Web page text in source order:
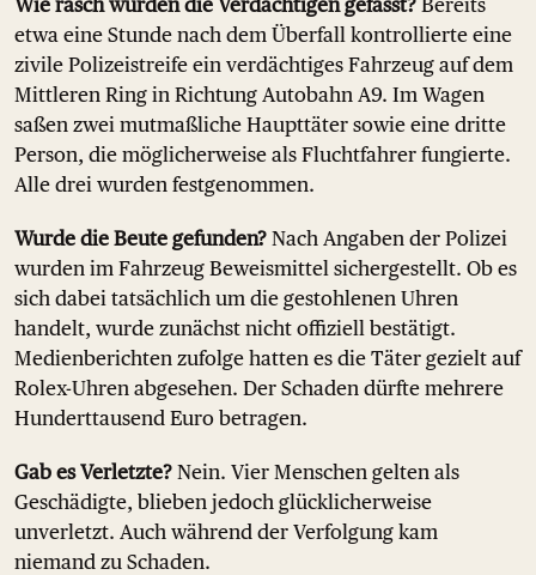
Wie rasch wurden die Verdächtigen gefasst? Bereits
etwa eine Stunde nach dem Überfall kontrollierte eine
zivile Polizeistreife ein verdächtiges Fahrzeug auf dem
Mittleren Ring in Richtung Autobahn A9. Im Wagen
saßen zwei mutmaßliche Haupttäter sowie eine dritte
Person, die möglicherweise als Fluchtfahrer fungierte.
Alle drei wurden festgenommen.
Wurde die Beute gefunden? Nach Angaben der Polizei
wurden im Fahrzeug Beweismittel sichergestellt. Ob es
sich dabei tatsächlich um die gestohlenen Uhren
handelt, wurde zunächst nicht offiziell bestätigt.
Medienberichten zufolge hatten es die Täter gezielt auf
Rolex-Uhren abgesehen. Der Schaden dürfte mehrere
Hunderttausend Euro betragen.
Gab es Verletzte? Nein. Vier Menschen gelten als
Geschädigte, blieben jedoch glücklicherweise
unverletzt. Auch während der Verfolgung kam
niemand zu Schaden.